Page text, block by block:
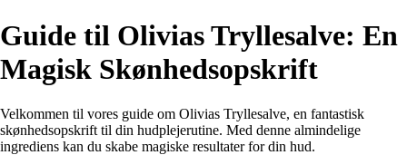
Guide til Olivias Tryllesalve: En
Magisk Skønhedsopskrift
Velkommen til vores guide om Olivias Tryllesalve, en fantastisk
skønhedsopskrift til din hudplejerutine. Med denne almindelige
ingrediens kan du skabe magiske resultater for din hud.